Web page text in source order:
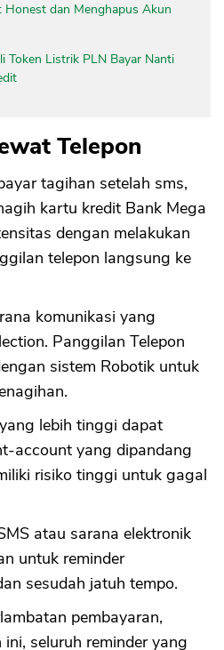
dan Menghapus Akun
Token Listrik PLN Bayar Nanti
Telepon
tagihan setelah sms,
kartu kredit Bank Mega
dengan melakukan
telepon langsung ke
komunikasi yang
Panggilan Telepon
sistem Robotik untuk
lebih tinggi dapat
account yang dipandang
risiko tinggi untuk gagal
atau sarana elektronik
untuk reminder
sesudah jatuh tempo.
pembayaran,
seluruh reminder yang